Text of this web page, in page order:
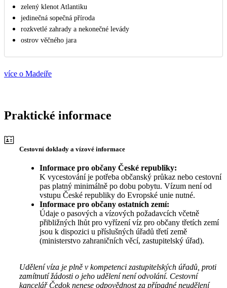
zelený klenot Atlantiku
jedinečná sopečná příroda
rozkvetlé zahrady a nekonečné levády
ostrov věčného jara
více o Madeiře
Praktické informace
Cestovní doklady a vízové informace
Informace pro občany České republiky:
K vycestování je potřeba občanský průkaz nebo cestovní
pas platný minimálně po dobu pobytu. Vízum není od
vstupu České republiky do Evropské unie nutné.
Informace pro občany ostatních zemí:
Údaje o pasových a vízových požadavcích včetně
přibližných lhůt pro vyřízení víz pro občany třetích zemí
jsou k dispozici u příslušných úřadů třetí země
(ministerstvo zahraničních věcí, zastupitelský úřad).
Udělení víza je plně v kompetenci zastupitelských úřadů, proti
zamítnutí žádosti o jeho udělení není odvolání. Cestovní
kancelář Čedok nenese odpovědnost za případné neudělení